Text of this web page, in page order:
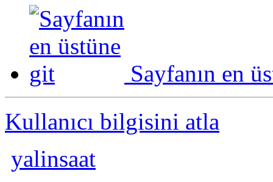
Sayfanın en
Kullanıcı bilgisini atla
yalinsaat